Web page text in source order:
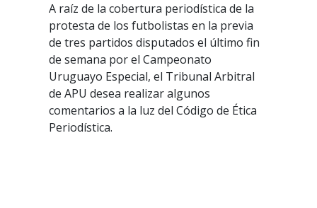
A raíz de la cobertura periodística de la
protesta de los futbolistas en la previa
de tres partidos disputados el último fin
de semana por el Campeonato
Uruguayo Especial, el Tribunal Arbitral
de APU desea realizar algunos
comentarios a la luz del Código de Ética
Periodística.